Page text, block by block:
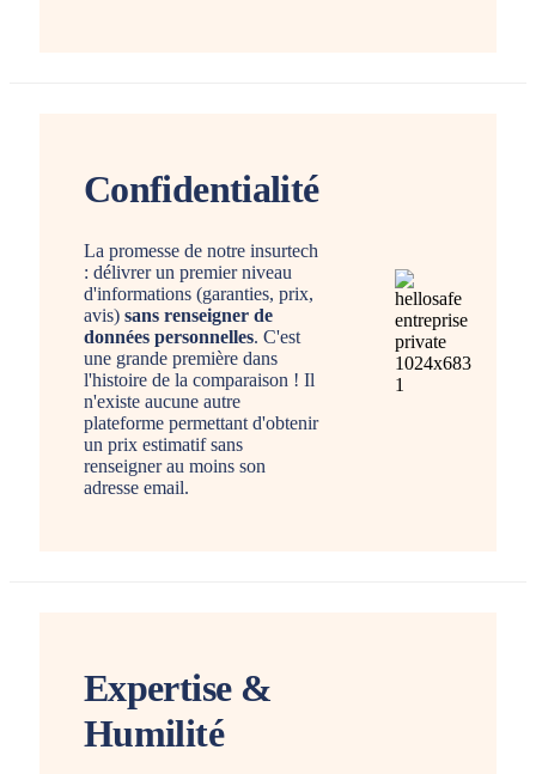
Confidentialité
La promesse de notre insurtech
: délivrer un premier niveau
d'informations (garanties, prix,
avis) sans renseigner de
données personnelles. C'est
une grande première dans
l'histoire de la comparaison ! Il
n'existe aucune autre
plateforme permettant d'obtenir
un prix estimatif sans
renseigner au moins son
adresse email.
Expertise &
Humilité